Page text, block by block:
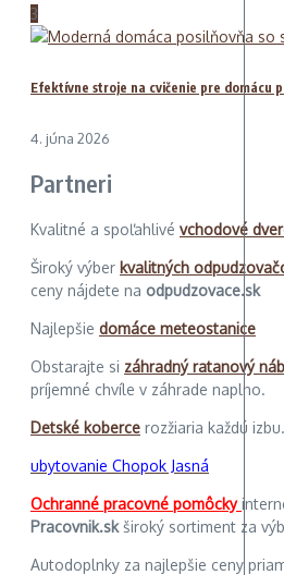
3
Efektívne stroje na cvičenie pre domácu
4. júna 2026
Partneri
Kvalitné a spoľahlivé vchodové
Široký výber kvalitných
ceny nájdete na odpudzovace.sk
Najlepšie domáce meteostanice
Obstarajte si záhradný ratanový
príjemné chvíle v záhrade naplno.
Detské koberce rozžiaria každú izbu.
ubytovanie Chopok Jasná
Ochranné pracovné pomôcky
Pracovnik.skširoký sortiment za
Autodoplnky za najlepšie ceny